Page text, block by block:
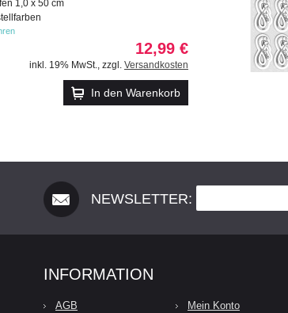
1,0 x 50 cm
12,99 €
inkl. 19% MwSt., zzgl. Versandkosten
In den Warenkorb
NEWSLETTER:
INFORMATION
AGB Mein Konto